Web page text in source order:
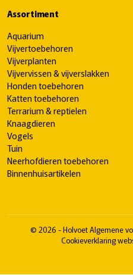
Assortiment
Aquarium
Vijvertoebehoren
Vijverplanten
Vijvervissen & vijverslakken
Honden toebehoren
Katten toebehoren
Terrarium & reptielen
Knaagdieren
Vogels
Tuin
Neerhofdieren toebehoren
Binnenhuisartikelen
© 2026 - HolvoetAlgemene
Cookieverklaring